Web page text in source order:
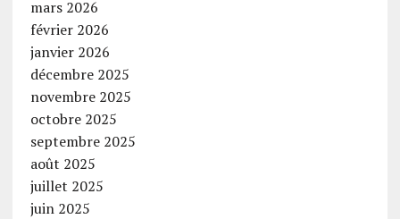
mars 2026
février 2026
janvier 2026
décembre 2025
novembre 2025
octobre 2025
septembre 2025
août 2025
juillet 2025
juin 2025